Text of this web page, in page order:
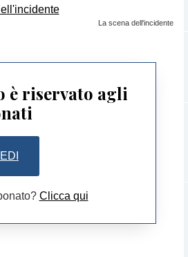
La scena dell'incidente
è riservato agli
Clicca qui